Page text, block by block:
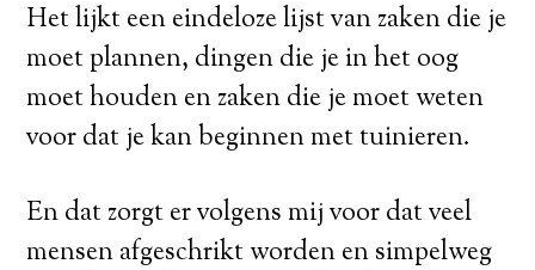
Het lijkt een eindeloze lijst van zaken die je
moet plannen, dingen die je in het oog
moet houden en zaken die je moet weten
voor dat je kan beginnen met tuinieren.
En dat zorgt er volgens mij voor dat veel
mensen afgeschrikt worden en simpelweg